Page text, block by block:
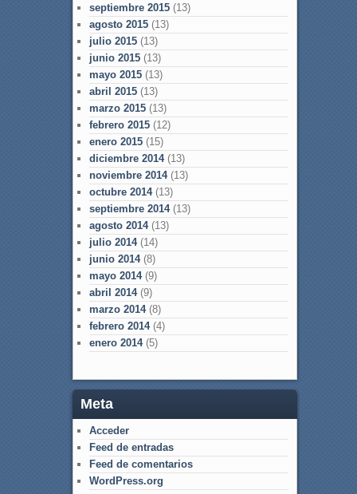
septiembre 2015(13)
agosto 2015(13)
julio 2015(13)
junio 2015(13)
mayo 2015(13)
abril 2015(13)
marzo 2015(13)
febrero 2015(12)
enero 2015(15)
diciembre 2014(13)
noviembre 2014(13)
octubre 2014(13)
septiembre 2014(13)
agosto 2014(13)
julio 2014(14)
junio 2014(8)
mayo 2014(9)
abril 2014(9)
marzo 2014(8)
febrero 2014(4)
enero 2014(5)
Meta
Acceder
Feed de entradas
Feed de comentarios
WordPress.org